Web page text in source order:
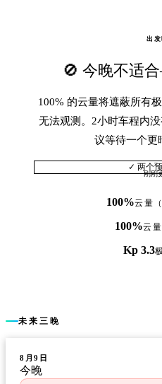
出
🚫 今晚不适
100% 的云量将遮蔽所有
无法观测。2小时车程内
议等待一个更
✓ 两个
刚刚
100%云量
100%云
Kp 3.3
未来三晚
8月9日
今晚